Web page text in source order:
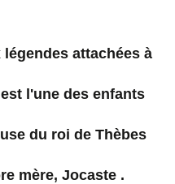
attachées à
l'une des enfants
du roi de Thèbes
mère, Jocaste .